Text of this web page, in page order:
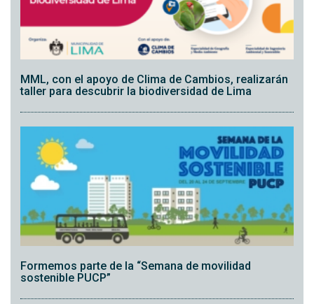
MML, con el apoyo de Clima de Cambios, realizarán
taller para descubrir la biodiversidad de Lima
Formemos parte de la “Semana de movilidad
sostenible PUCP”